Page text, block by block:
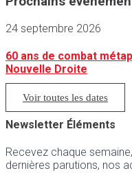
24 septembre 2026
60 ans de combat
Nouvelle Droite
Voir toutes les dates
Newsletter Éléments
Recevez chaque
dernières parutions, nos